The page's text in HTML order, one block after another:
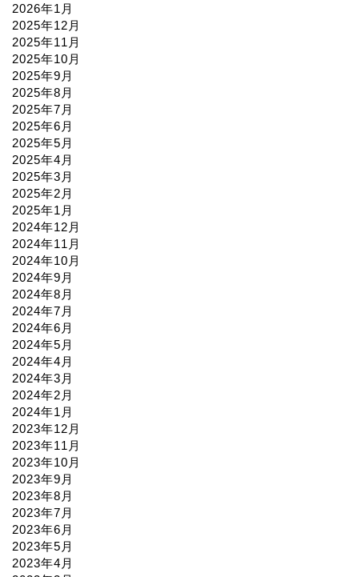
2026年1月
2025年12月
2025年11月
2025年10月
2025年9月
2025年8月
2025年7月
2025年6月
2025年5月
2025年4月
2025年3月
2025年2月
2025年1月
2024年12月
2024年11月
2024年10月
2024年9月
2024年8月
2024年7月
2024年6月
2024年5月
2024年4月
2024年3月
2024年2月
2024年1月
2023年12月
2023年11月
2023年10月
2023年9月
2023年8月
2023年7月
2023年6月
2023年5月
2023年4月